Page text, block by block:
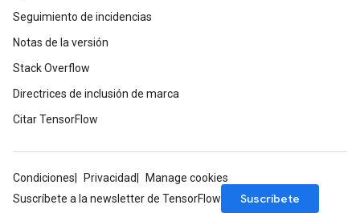
Seguimiento de incidencias
Notas de la versión
Stack Overflow
Directrices de inclusión de marca
Citar TensorFlow
Condiciones Privacidad
Manage cookies
Suscríbete a la newsletter de TensorFlow
Suscríbete